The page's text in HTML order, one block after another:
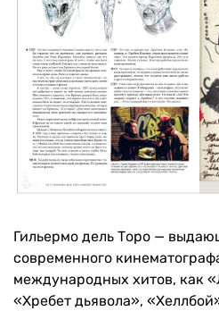
Гильермо дель Торо —
современного
международных хитов, как
«Хребет дьявола»,